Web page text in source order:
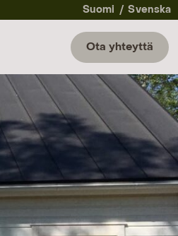
Suomi Svenska
Ota yhteyttä